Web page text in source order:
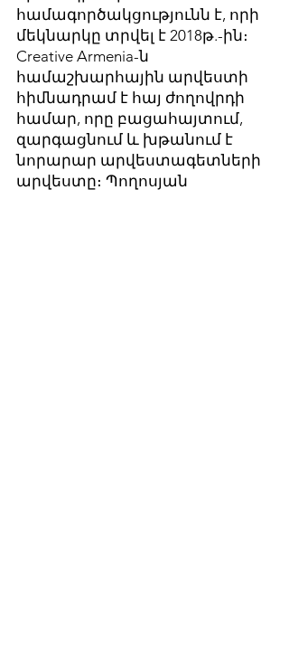
համագործակցությունն է, որի
մեկնարկը տրվել է 2018թ.-ին։
Creative Armenia-ն
համաշխարհային արվեստի
հիմնադրամ է հայ ժողովրդի
համար, որը բացահայտում,
զարգացնում և խթանում է
նորարար արվեստագետների
արվեստը։ Պողոսյան